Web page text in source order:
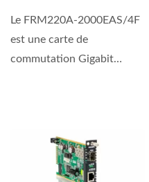
Le FRM220A-2000EAS/4F
est une carte de
commutation Gigabit